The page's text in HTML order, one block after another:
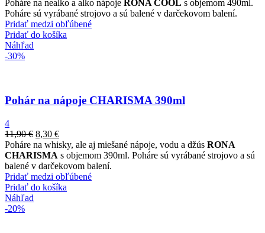
Poháre na nealko a alko nápoje RONA COOL s objemom 490ml.
Poháre sú vyrábané strojovo a sú balené v darčekovom balení.
Pridať medzi obľúbené
Pridať do košíka
Náhľad
-30%
Pohár na nápoje CHARISMA 390ml
4
11,90€ 8,30 €
Poháre na whisky, ale aj miešané nápoje, vodu a džús RONA
CHARISMA s objemom 390ml. Poháre sú vyrábané strojovo a sú
balené v darčekovom balení.
Pridať medzi obľúbené
Pridať do košíka
Náhľad
-20%